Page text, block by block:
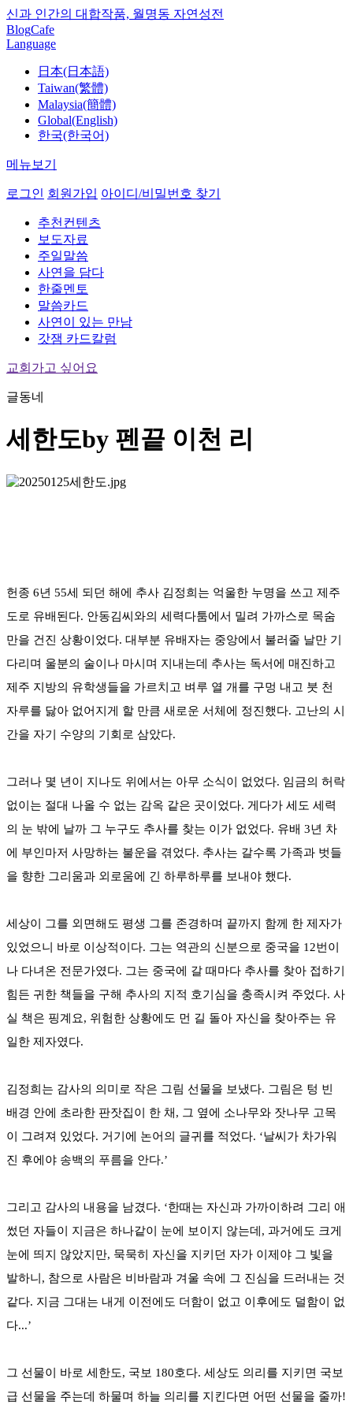
신과 인간의 대합작품, 월명동 자연성전
BlogCafe
Language
日本(日本語)
Taiwan(繁體)
Malaysia(簡體)
Global(English)
한국(한국어)
메뉴보기
로그인 회원가입 아이디/비밀번호 찾기
추천컨텐츠
보도자료
주일말씀
사연을 담다
한줄멘토
말씀카드
사연이 있는 만남
갓잼 카드칼럼
교회가고 싶어요
글동네
세한도by 펜끝 이천 리
헌종 6년 55세 되던 해에 추사 김정희는 억울한 누명을 쓰고 제주
도로 유배된다. 안동김씨와의 세력다툼에서 밀려 가까스로 목숨
만을 건진 상황이었다. 대부분 유배자는 중앙에서 불러줄 날만 기
다리며 울분의 술이나 마시며 지내는데 추사는 독서에 매진하고
제주 지방의 유학생들을 가르치고 벼루 열 개를 구멍 내고 붓 천
자루를 닳아 없어지게 할 만큼 새로운 서체에 정진했다. 고난의 시
간을 자기 수양의 기회로 삼았다.
그러나 몇 년이 지나도 위에서는 아무 소식이 없었다. 임금의 허락
없이는 절대 나올 수 없는 감옥 같은 곳이었다. 게다가 세도 세력
의 눈 밖에 날까 그 누구도 추사를 찾는 이가 없었다. 유배 3년 차
에 부인마저 사망하는 불운을 겪었다. 추사는 갈수록 가족과 벗들
을 향한 그리움과 외로움에 긴 하루하루를 보내야 했다.
세상이 그를 외면해도 평생 그를 존경하며 끝까지 함께 한 제자가
있었으니 바로 이상적이다. 그는 역관의 신분으로 중국을 12번이
나 다녀온 전문가였다. 그는 중국에 갈 때마다 추사를 찾아 접하기
힘든 귀한 책들을 구해 추사의 지적 호기심을 충족시켜 주었다. 사
실 책은 핑계요, 위험한 상황에도 먼 길 돌아 자신을 찾아주는 유
일한 제자였다.
김정희는 감사의 의미로 작은 그림 선물을 보냈다. 그림은 텅 빈
배경 안에 초라한 판잣집이 한 채, 그 옆에 소나무와 잣나무 고목
이 그려져 있었다. 거기에 논어의 글귀를 적었다. ‘날씨가 차가워
진 후에야 송백의 푸름을 안다.’
그리고 감사의 내용을 남겼다. ‘한때는 자신과 가까이하려 그리 애
썼던 자들이 지금은 하나같이 눈에 보이지 않는데, 과거에도 크게
눈에 띄지 않았지만, 묵묵히 자신을 지키던 자가 이제야 그 빛을
발하니, 참으로 사람은 비바람과 겨울 속에 그 진심을 드러내는 것
같다. 지금 그대는 내게 이전에도 더함이 없고 이후에도 덜함이 없
다...’
그 선물이 바로 세한도, 국보 180호다. 세상도 의리를 지키면 국보
급 선물을 주는데 하물며 하늘 의리를 지킨다면 어떤 선물을 줄까!